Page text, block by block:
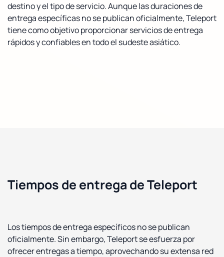
destino y el tipo de servicio. Aunque las duraciones de
entrega específicas no se publican oficialmente, Teleport
tiene como objetivo proporcionar servicios de entrega
rápidos y confiables en todo el sudeste asiático.
Tiempos de entrega de Teleport
Los tiempos de entrega específicos no se publican
oficialmente. Sin embargo, Teleport se esfuerza por
ofrecer entregas a tiempo, aprovechando su extensa red